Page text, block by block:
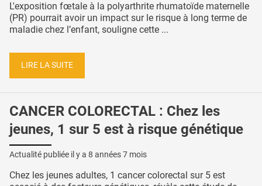
L'exposition fœtale à la polyarthrite rhumatoïde maternelle
(PR) pourrait avoir un impact sur le risque à long terme de
maladie chez l’enfant, souligne cette ...
LIRE LA SUITE
CANCER COLORECTAL : Chez les
jeunes, 1 sur 5 est à risque génétique
Actualité publiée il y a 8 années 7 mois
Chez les jeunes adultes, 1 cancer colorectal sur 5 est